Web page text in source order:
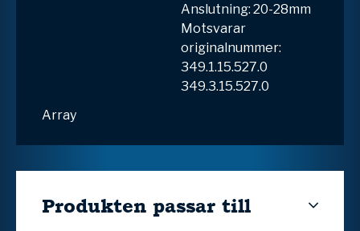
Anslutning: 20-28mm
Motsvarar
originalnummer:
349.1.15.527.0
349.3.15.527.0
Array
Produkten passar till